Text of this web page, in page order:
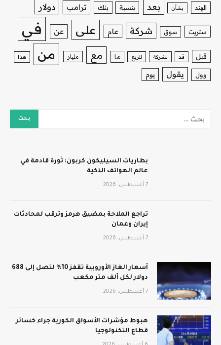
الهند بشأن بعد بنسبة بنك ترامب دولار
ستريت سوق شركة عام على عن في
قبل قد لشركة للربع ما مع مليار من هذا
وول يقول يوم
بطاريات السيليكون كربون: ثورة قادمة في
عالم الهواتف الذكية
7 أغسطس، 2026
تراجع الملاحة بمضيق هرمز وترقب لمحادثات
إيران وعمان
7 أغسطس، 2026
أسعار الغاز الأوروبية تقفز 10% لتصل إلى 688
دولار لكل ألف متر مكعب
7 أغسطس، 2026
هبوط مؤشرات الأسواق الكورية جراء خسائر
قطاع التكنولوجيا